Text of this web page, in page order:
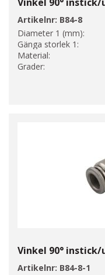
Artikelnr: B84-8
Diameter 1 (mm):
Gänga storlek 1:
Material:
Grader:
Vinkel 90° instick/
Artikelnr: B84-8-1